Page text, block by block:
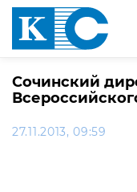
Сочинский
27.11.2013, 09:59